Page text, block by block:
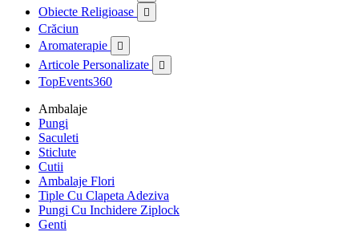
Obiecte Religioase 
Crăciun
Aromaterapie

Articole Personalizate 
TopEvents360
Ambalaje
Pungi
Saculeti
Sticlute
Cutii
Ambalaje Flori
Tiple Cu Clapeta Adeziva
Pungi Cu Inchidere Ziplock
Genti